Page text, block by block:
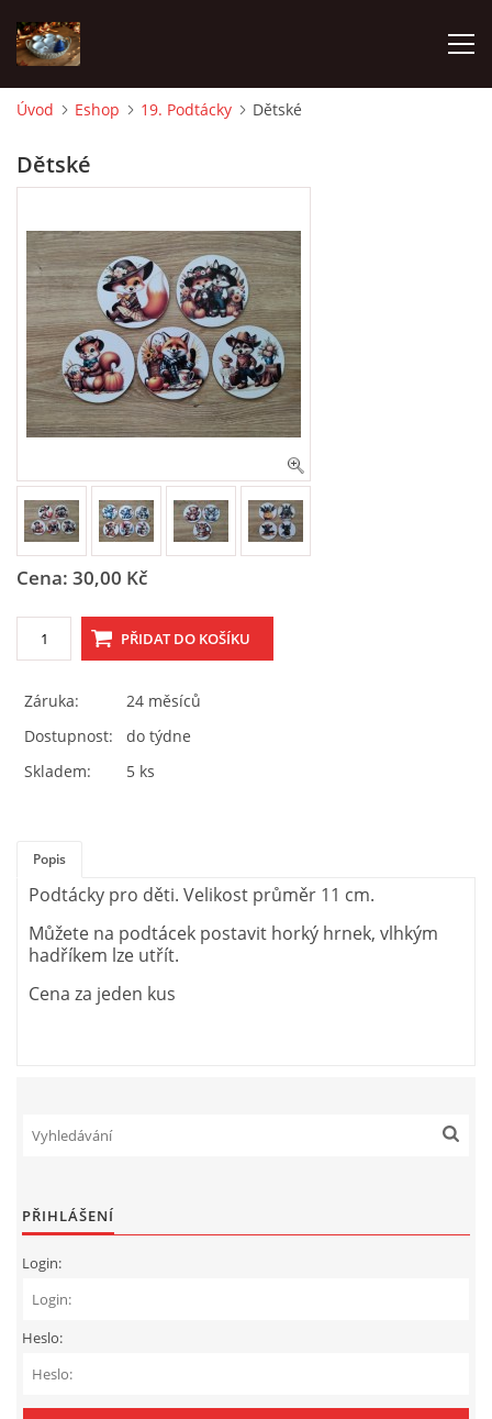
OBCHODNÍ PODMÍNKY
ESHOP
Andrea Lampartová
lampartova.a@seznam.cz
Tel.: 605 444 763
Úvod Eshop 19. Podtácky Dětské
Dětské
Cena: 30,00 Kč
Záruka:
24 měsíců
Dostupnost:
do týdne
Skladem:
5 ks
Popis
Podtácky pro děti. Velikost průměr 11 cm.
Můžete na podtácek postavit horký hrnek, vlhkým
hadříkem lze utřít.
Cena za jeden kus
PŘIHLÁŠENÍ
Login:
Heslo: